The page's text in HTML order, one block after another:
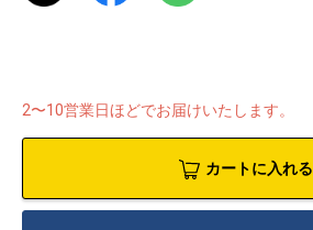
2〜10営業日ほどでお届けいたします。
カートに入れる